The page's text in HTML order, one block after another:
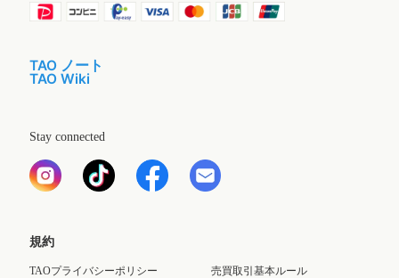
TAO ノート
TAO Wiki
Stay connected
規約
TAOプライバシーポリシー 売買取引基本ルール